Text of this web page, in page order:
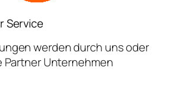
Service
werden durch uns oder
Partner Unternehmen